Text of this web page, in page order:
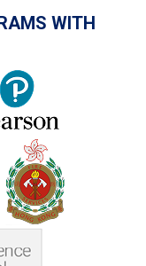
WITH